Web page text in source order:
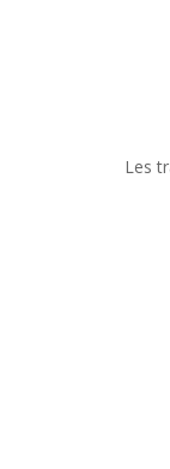
Les